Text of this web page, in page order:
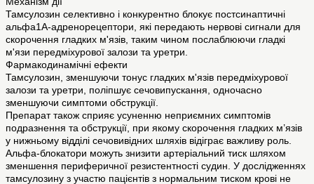
Тамсулозин селективно і конкурентно блокує постсинаптичні
альфа1A-адренорецептори, які передають нервові сигнали для
скорочення гладких м'язів, таким чином послаблюючи гладкі
м'язи передміхурової залози та уретри.
Фармакодинамічні ефекти
Тамсулозин, зменшуючи тонус гладких м'язів передміхурової
залози та уретри, поліпшує сечовипускання, одночасно
зменшуючи симптоми обструкції.
Препарат також сприяє усуненню неприємних симптомів
подразнення та обструкції, при якому скорочення гладких м’язів
у нижньому відділі сечовивідних шляхів відіграє важливу роль.
Альфа-блокатори можуть знизити артеріальний тиск шляхом
зменшення периферичної резистентності судин. У дослідженнях
тамсулозину з участю пацієнтів з нормальним тиском крові не